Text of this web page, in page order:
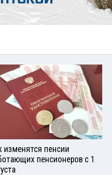
изменятся пенсии
пенсионеров с 1